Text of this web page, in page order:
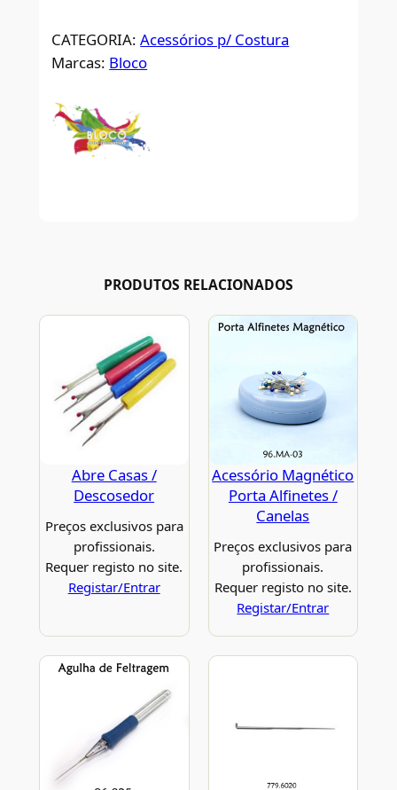
CATEGORIA:Acessórios p/ Costura
Marcas: Bloco
PRODUTOS RELACIONADOS
Abre Casas /
Descosedor
Preços exclusivos para
profissionais.
Requer registo no site.
Registar/Entrar
Acessório Magnético
Porta Alfinetes /
Canelas
Preços exclusivos para
profissionais.
Requer registo no site.
Registar/Entrar